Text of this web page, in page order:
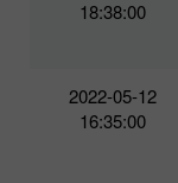
18:38:00
2022-05-12
16:35:00